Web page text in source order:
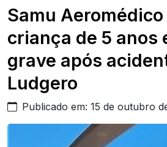
Samu
criança de 5 anos
grave após
Ludgero
Publicado em: 15 de outubro